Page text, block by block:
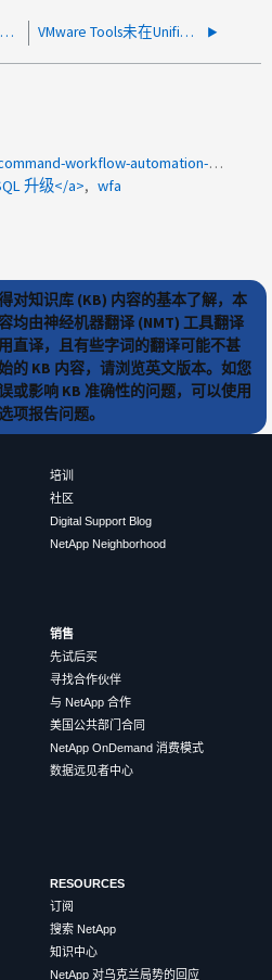
未受保护的卷在 System Manager 中显示为受保护 VMware Tools未在Unified Manager虚拟设备上运行
product-categories:oncommand-workflow-automation-wfa
升级</a> wfa
对知识库 (KB) 内容的基本了解，本
均由神经机器翻译 (NMT) 工具翻译
直译，且有些字词的翻译可能不甚
的 KB 内容，请浏览英文版本。如您
或影响 KB 准确性的问题，可以使用
项报告问题。
培训
社区
Digital Support Blog
NetApp Neighborhood
销售
先试后买
寻找合作伙伴
与 NetApp 合作
美国公共部门合同
NetApp OnDemand 消费模式
数据远见者中心
RESOURCES
订阅
搜索 NetApp
知识中心
NetApp 对乌克兰局势的回应